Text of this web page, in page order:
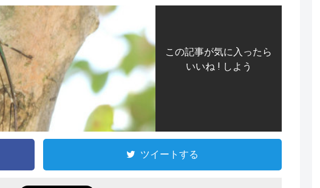
この記事が気に入ったら
いいね ! しよう
ツイートする